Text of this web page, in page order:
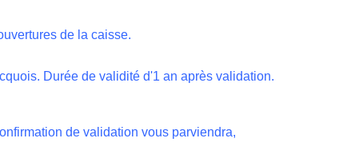
de la caisse.
Durée de validité d'1 an après validation.
de validation vous parviendra,